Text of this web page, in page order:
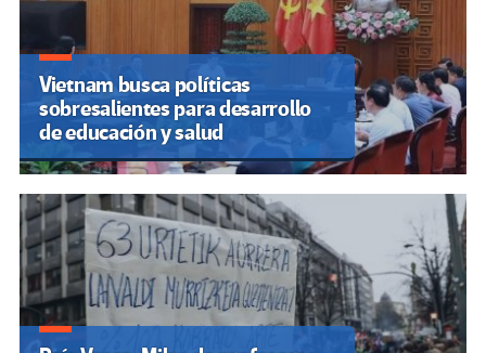
Vietnam busca políticas
sobresalientes para desarrollo
de educación y salud